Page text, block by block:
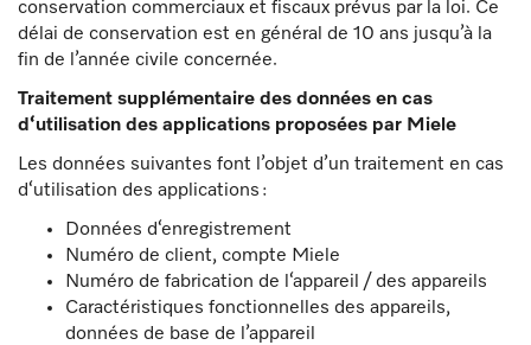
conservation commerciaux et fiscaux prévus par la loi. Ce
délai de conservation est en général de 10 ans jusqu’à la
fin de l’année civile concernée.
Traitement supplémentaire des données en cas
d‘utilisation des applications proposées par Miele
Les données suivantes font l’objet d’un traitement en cas
d‘utilisation des applications :
Données d‘enregistrement
Numéro de client, compte Miele
Numéro de fabrication de l‘appareil / des appareils
Caractéristiques fonctionnelles des appareils,
données de base de l’appareil